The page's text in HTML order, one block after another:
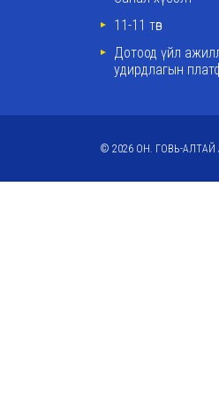
11-11 төв
Дотоод үйл
удирдлагын
© 2026 ОН. ГОВЬ-